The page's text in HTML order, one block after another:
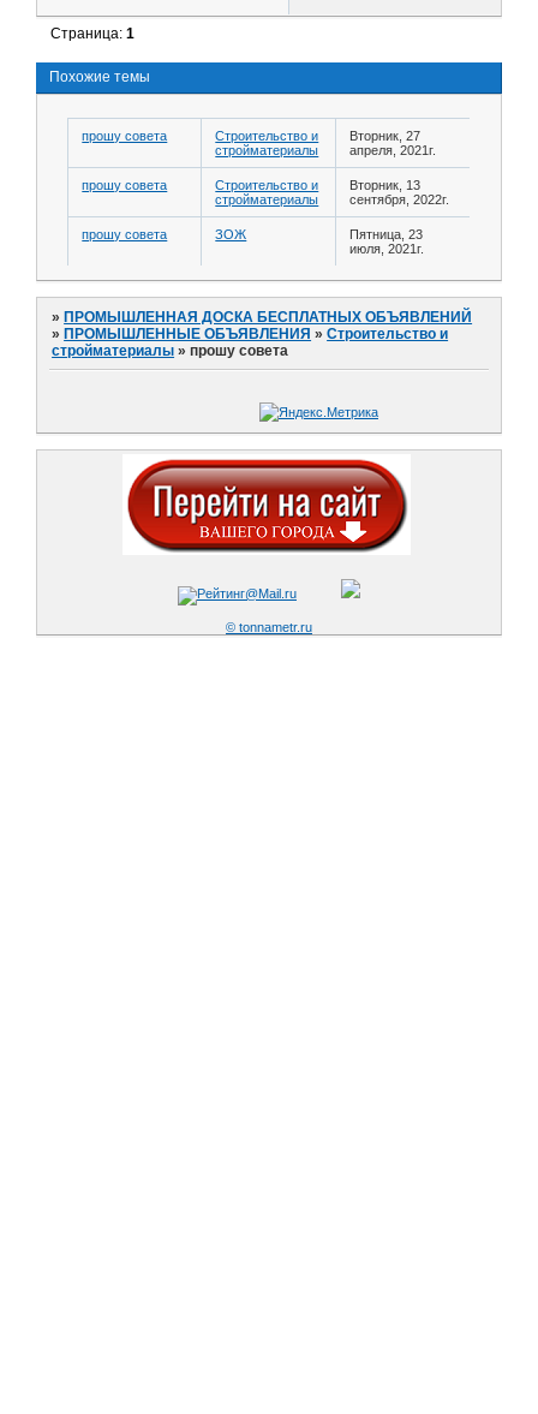
Страница:1
Похожие темы
прошу совета
Строительство и
стройматериалы
Вторник, 27
апреля, 2021г.
прошу совета
Строительство и
стройматериалы
Вторник, 13
сентября, 2022г.
прошу совета ЗОЖ
Пятница, 23
июля, 2021г.
» ПРОМЫШЛЕННАЯ ДОСКА БЕСПЛАТНЫХ ОБЪЯВЛЕНИЙ
» ПРОМЫШЛЕННЫЕ ОБЪЯВЛЕНИЯ »Строительство и
стройматериалы »прошу совета
© tonnametr.ru